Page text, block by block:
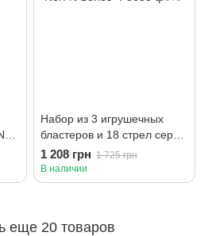
Набор из 3 игрушечных
бластеров и 18 стрел серии
"Nerf N Series"
1 208 грн 1 725 грн
В наличии
еще 20 товаров